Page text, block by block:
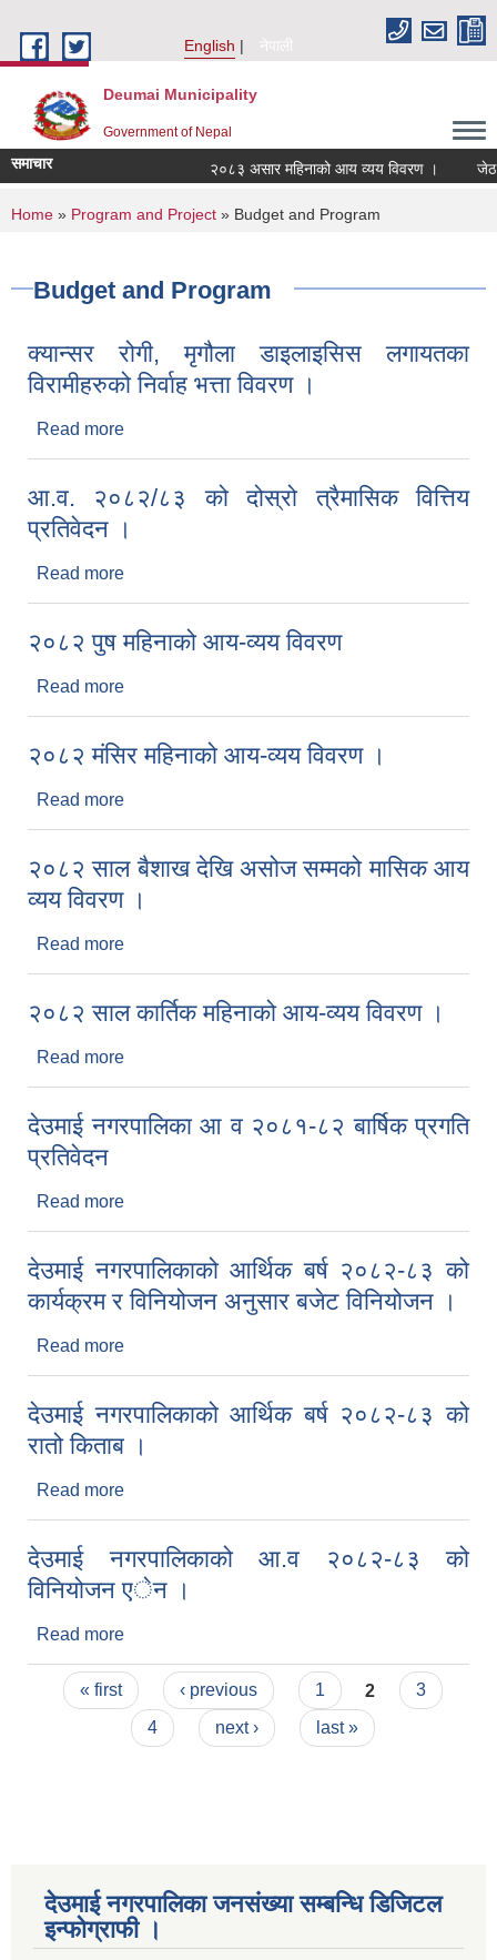
English
नेपाली
Deumai Municipality
Government of Nepal
समाचार २०८३ असार महिनाको आय व्यय विवरण । जेठ
You are here
Home » Program and Project » Budget and Program
Budget and Program
क्यान्सर रोगी, मृगौला डाइलाइसिस लगायतका
विरामीहरुको निर्वाह भत्ता विवरण ।
Read more
आ.व. २०८२/८३ को दोस्रो त्रैमासिक वित्तिय
प्रतिवेदन ।
Read more
२०८२ पुष महिनाको आय-व्यय विवरण
Read more
२०८२ मंसिर महिनाको आय-व्यय विवरण ।
Read more
२०८२ साल बैशाख देखि असोज सम्मको मासिक आय
व्यय विवरण ।
Read more
२०८२ साल कार्तिक महिनाको आय-व्यय विवरण ।
Read more
देउमाई नगरपालिका आ व २०८१-८२ बार्षिक प्रगति
प्रतिवेदन
Read more
देउमाई नगरपालिकाको आर्थिक बर्ष २०८२-८३ को
कार्यक्रम र विनियोजन अनुसार बजेट विनियोजन ।
Read more
देउमाई नगरपालिकाको आर्थिक बर्ष २०८२-८३ को
रातो किताब ।
Read more
देउमाई नगरपालिकाको आ.व २०८२-८३ को
विनियोजन एेन ।
Read more
Pages
« first ‹ previous 1 2
3
4
next › last »
देउमाई नगरपालिका जनसंख्या सम्बन्धि डिजिटल
इन्फोग्राफी ।